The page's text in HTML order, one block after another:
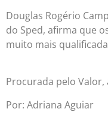
Douglas Rogério
do Sped, afirma que
muito mais
Procurada pelo
Por: Adriana Aguiar